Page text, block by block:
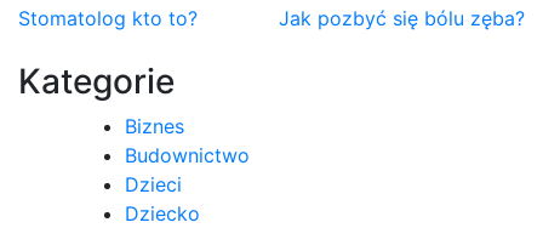
Nawigacja
wpisu
Stomatolog kto to? Jak pozbyć się bólu zęba?
Kategorie
Biznes
Budownictwo
Dzieci
Dziecko